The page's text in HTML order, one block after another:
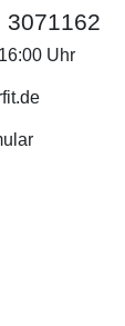
3071162
Uhr